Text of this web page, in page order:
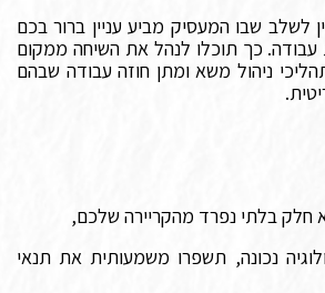
לשלב שבו המעסיק מביע עניין ברור בכם
כך תוכלו לנהל את השיחה ממקום
ניהול משא ומתן חוזה עבודה שבהם
חלק בלתי נפרד מהקריירה שלכם,
נכונה, תשפרו משמעותית את תנאי